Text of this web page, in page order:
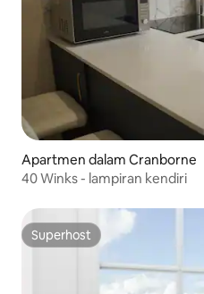
Apartmen dalam Cranborne
40 Winks - lampiran kendiri
Superhost
Superhost